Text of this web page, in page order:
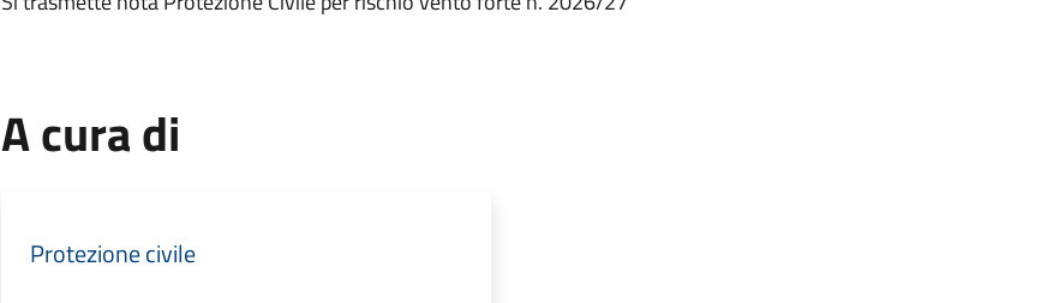
A cura di
Protezione civile